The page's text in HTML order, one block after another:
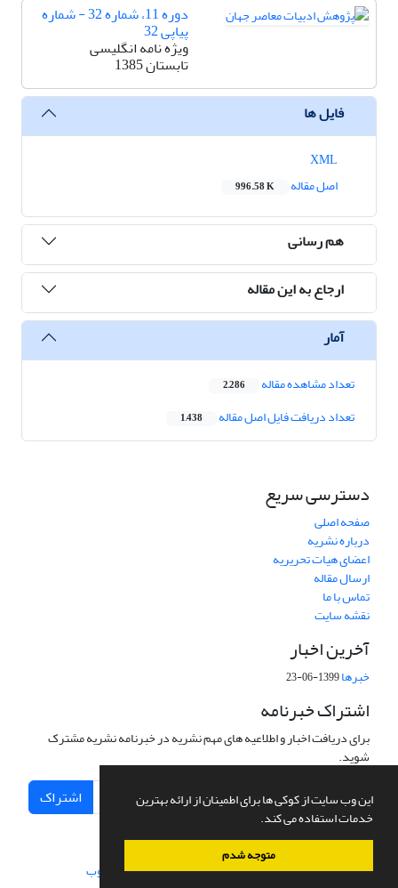
این وب سایت از کوکی ها برای اطمینان از ارائه بهترین
خدمات استفاده می کند.
متوجه شدم
دوره 11، شماره 32 - شماره
پیاپی 32
ویژه نامه انگلیسی
تابستان 1385
فایل ها
اصل مقاله
996.58 K
هم رسانی
ارجاع به این مقاله
آمار
تعداد مشاهده مقاله 2,286
تعداد دریافت فایل اصل مقاله 1,438
دسترسی سریع
صفحه اصلی
درباره نشریه
اعضای هیات تحریریه
ارسال مقاله
تماس با ما
نقشه سایت
آخرین اخبار
خبرها1399-06-23
اشتراک خبرنامه
برای دریافت اخبار و اطلاعیه های مهم نشریه در خبرنامه نشریه مشترک
شوید.
اشتراک
سامانه مدیریت نشریات علمی.طراحی و پیاده سازی از سیناوب